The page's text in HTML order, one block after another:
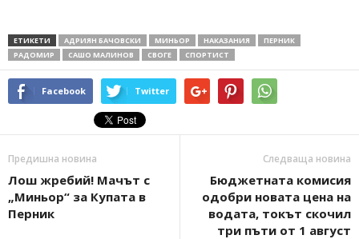
ЕТИКЕТИ АДРИЯН БАЧОВСКИ МИНЬОР НАКАЗАНИЯ
ПЕРНИК
РАДОМИР
САШО МАЛИНОВ СВОГЕ СПОРТИСТ
Facebook Twitter
Предишна новина
Лош жребий! Мачът с
„Миньор“ за Купата в
Перник
Следваща новина
Бюджетната комисия
одобри новата цена на
водата, токът скочил
три пъти от 1 август